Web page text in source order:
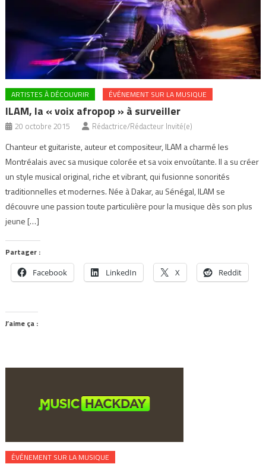
ARTISTES À DÉCOUVRIR ÉVÉNEMENT SUR LA MUSIQUE
ILAM, la « voix afropop » à surveiller
20 octobre 2015 Rédactrice/Rédacteur Invité(e)
Chanteur et guitariste, auteur et compositeur, ILAM a charmé les
Montréalais avec sa musique colorée et sa voix envoûtante. Il a su créer
un style musical original, riche et vibrant, qui fusionne sonorités
traditionnelles et modernes. Née à Dakar, au Sénégal, ILAM se
découvre une passion toute particulière pour la musique dès son plus
jeune […]
Partager :
Facebook LinkedIn X Reddit
J’aime ça :
ÉVÉNEMENT SUR LA MUSIQUE